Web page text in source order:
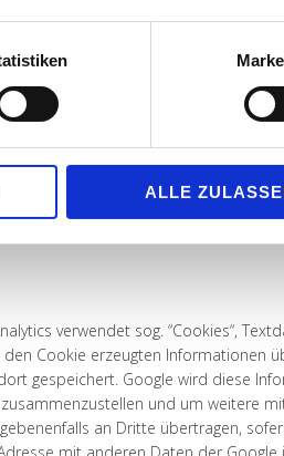
ALLE
auf unseren Seiten
Diese Daten werden ohne Ihre
aufweisen kann.
von nicht ausdrücklich
ausdrücklich rechtliche Schritte im
verwendet sog. “Cookies“,
Cookie erzeugten Informationen
gespeichert. Google wird diese
und um weitere
an Dritte übertragen,